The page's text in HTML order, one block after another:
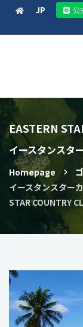
JP 公
EASTERN
イースタンスタ
Homepage
イースタンスター
STAR COUNTRY